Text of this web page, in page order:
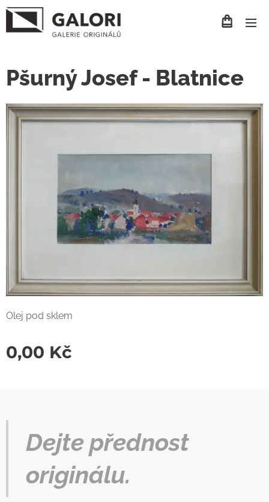
Pšurný Josef - Blatnice
Olej pod sklem
0,00 Kč
Dejte přednost
originálu.